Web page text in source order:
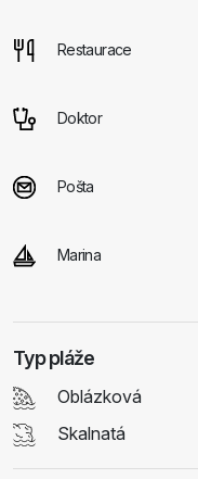
Restaurace
Doktor
Pošta
Marina
Typ pláže
Oblázková
Skalnatá